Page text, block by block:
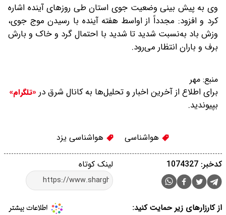
وی به پیش بینی وضعیت جوی استان طی روزهای آینده اشاره
کرد و افزود: مجدداً از اواسط هفته آینده با رسیدن موج جوی،
وزش باد به‌نسبت شدید تا شدید با احتمال گرد و خاک و بارش
برف و باران انتظار می‌رود.
منبع: مهر
برای اطلاع از آخرین اخبار و تحلیل‌ها به کانال شرق در «تلگرام»
بپیوندید.
هواشناسی هواشناسی یزد
لینک کوتاه کدخبر: 1074327
از کارزارهای زیر حمایت کنید: